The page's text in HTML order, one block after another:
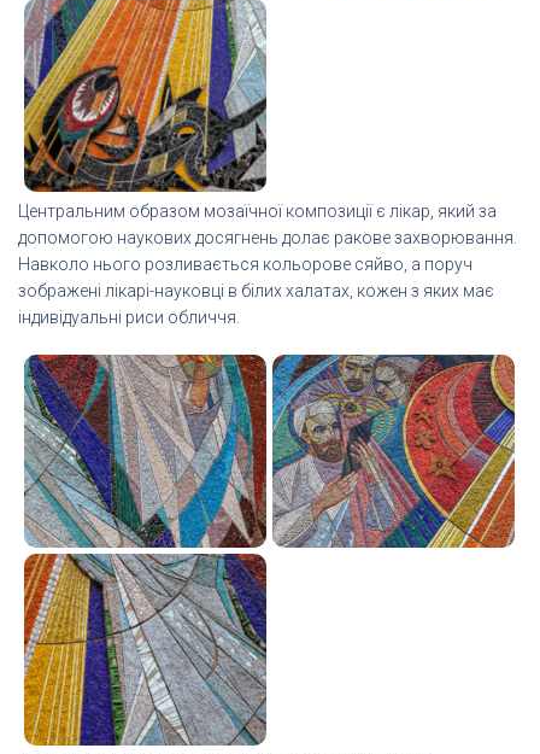
Центральним образом мозаїчної композиції є лікар, який за
допомогою наукових досягнень долає ракове захворювання.
Навколо нього розливається кольорове сяйво, а поруч
зображені лікарі-науковці в білих халатах, кожен з яких має
індивідуальні риси обличчя.